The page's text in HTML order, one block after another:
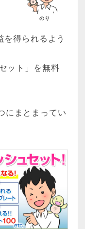
のり
得られるよう
ット」を無料
にまとまってい